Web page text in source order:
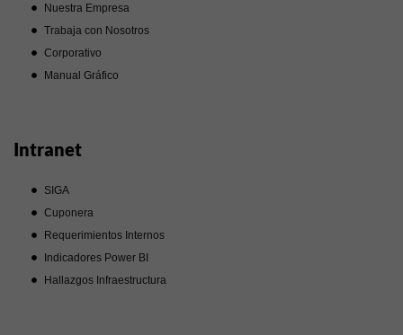
Nuestra Empresa
Trabaja con Nosotros
Corporativo
Manual Gráfico
Intranet
SIGA
Cuponera
Requerimientos Internos
Indicadores Power BI
Hallazgos Infraestructura